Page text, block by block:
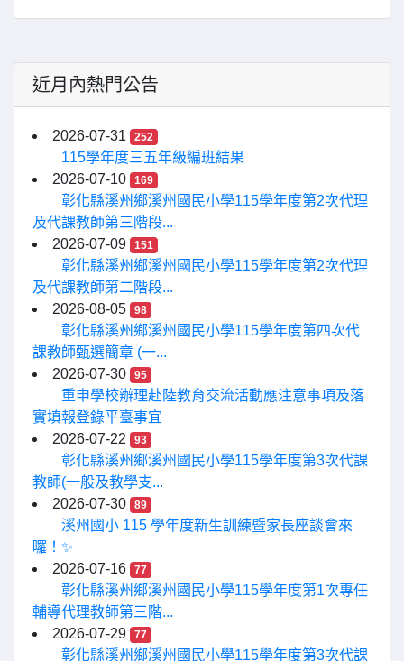
近月內熱門公告
2026-07-31 252
115學年度三五年級編班結果
2026-07-10
169
彰化縣溪州鄉溪州國民小學115學年度第2次代理
及代課教師第三階段...
2026-07-09
151
彰化縣溪州鄉溪州國民小學115學年度第2次代理
及代課教師第二階段...
2026-08-05
98
彰化縣溪州鄉溪州國民小學115學年度第四次代
課教師甄選簡章 (一...
2026-07-30
95
重申學校辦理赴陸教育交流活動應注意事項及落
實填報登錄平臺事宜
2026-07-22
93
彰化縣溪州鄉溪州國民小學115學年度第3次代課
教師(一般及教學支...
2026-07-30
89
溪州國小 115 學年度新生訓練暨家長座談會來
囉！✨
2026-07-16
77
彰化縣溪州鄉溪州國民小學115學年度第1次專任
輔導代理教師第三階...
2026-07-29
77
彰化縣溪州鄉溪州國民小學115學年度第3次代課